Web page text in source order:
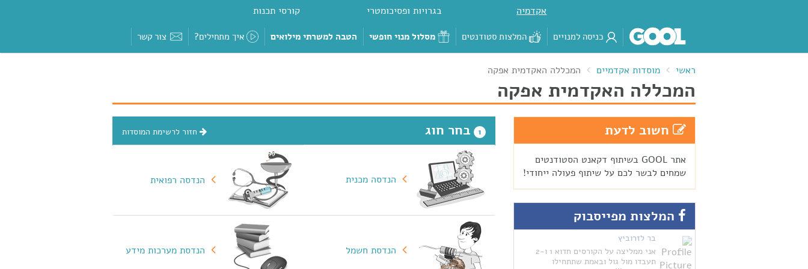
אקדמיה בגרויות ופסיכומטרי קורסי תכנות
כניסה למנויים המלצות סטודנטים מסלול מנוי חופשי הטבה למשרתי מילואים איך מתחילים? צור קשר
ראשי מוסדות אקדמיים המכללה האקדמית אפקה
המכללה האקדמית אפקה
חשוב לדעת
אתר GOOL בשיתוף דקאנט הסטודנטים
שמחים לבשר לכם על שיתוף פעולה ייחודי!
המלצות מפייסבוק
בר לזרוביץ
אני ממליצה על הקורסים חדוא 1 ו-2
תעבדו מול גול ובאמת שתתחילו
1 בחר חוג חזור לרשימת המוסדות
הנדסה מכנית הנדסה רפואית
הנדסת חשמל הנדסת מערכות מידע